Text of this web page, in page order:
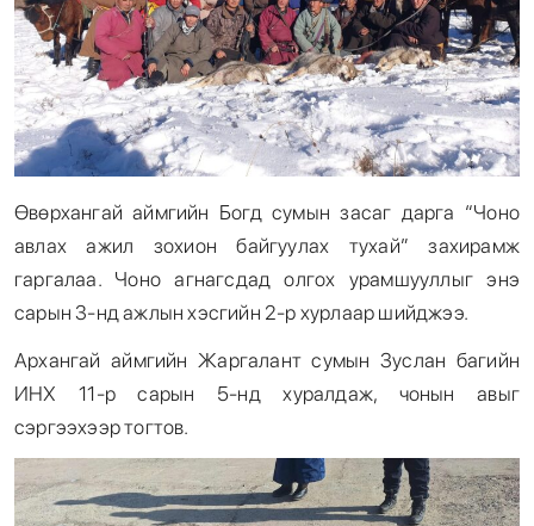
Өвөрхангай аймгийн Богд сумын засаг дарга “Чоно
авлах ажил зохион байгуулах тухай” захирамж
гаргалаа. Чоно агнагсдад олгох урамшууллыг энэ
сарын 3-нд ажлын хэсгийн 2-р хурлаар шийджээ.
Архангай аймгийн Жаргалант сумын Зуслан багийн
ИНХ 11-р сарын 5-нд хуралдаж, чонын авыг
сэргээхээр тогтов.